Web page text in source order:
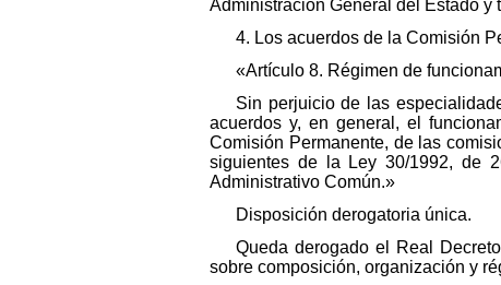
Administración General del Estado y
4. Los acuerdos de la Comisión
«Artículo 8. Régimen de
Sin perjuicio de las
acuerdos y, en general, el
Comisión Permanente, de las
siguientes de la Ley 30/1992, de
Administrativo Común.»
Disposición derogatoria única.
Queda derogado el Real
sobre composición, organización y